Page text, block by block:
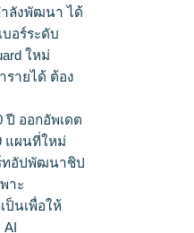
ำลังพัฒนา ได้
อร์ระดับ
ใหม่
รายได้ ต้อง
ปี ออกอัพเดต
แผนที่ใหม่
ทอัปพัฒนาชิป
าะ
ป็นเพื่อให้
AI